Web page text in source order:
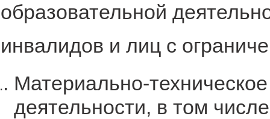
образовательной
инвалидов и лиц с
Материально-
деятельности, в том